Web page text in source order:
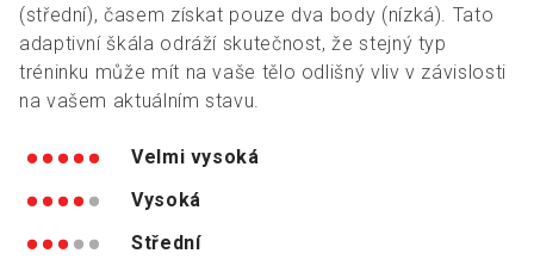
(střední), časem získat pouze dva body (nízká). Tato
adaptivní škála odráží skutečnost, že stejný typ
tréninku může mít na vaše tělo odlišný vliv v závislosti
na vašem aktuálním stavu.
Velmi vysoká
Vysoká
Střední